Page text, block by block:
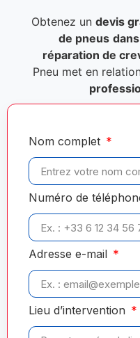
Obtenez undevis
de pneus
réparation de
Pneu met en
Nom complet
Numéro de
Adresse e-mail
Lieu d’intervention